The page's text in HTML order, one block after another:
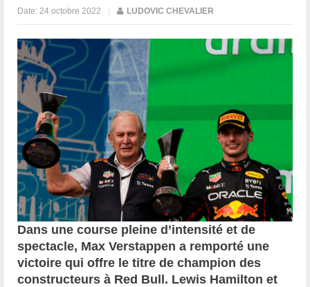
Date: 24 octobre 2022 | LUDOVIC CHEVALIER
Dans une course pleine d’intensité et de
spectacle, Max Verstappen a remporté une
victoire qui offre le titre de champion des
constructeurs à Red Bull. Lewis Hamilton et